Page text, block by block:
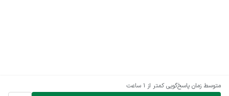
متوسط زمان پاسخ‌گویی کمتر از 1 ساعت